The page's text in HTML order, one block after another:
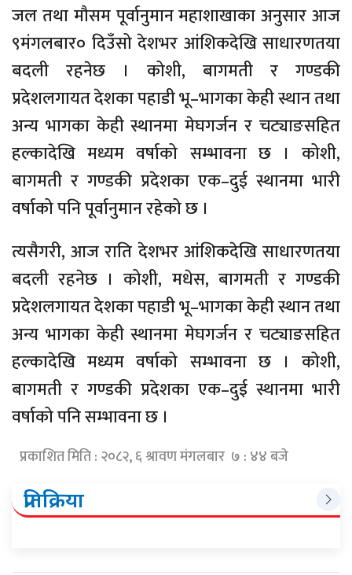
जल तथा मौसम पूर्वानुमान महाशाखाका अनुसार आज
९मंगलबार० दिउँसो देशभर आंशिकदेखि साधारणतया
बदली रहनेछ । कोशी, बागमती र गण्डकी
प्रदेशलगायत देशका पहाडी भू–भागका केही स्थान तथा
अन्य भागका केही स्थानमा मेघगर्जन र चट्याङसहित
हल्कादेखि मध्यम वर्षाको सम्भावना छ । कोशी,
बागमती र गण्डकी प्रदेशका एक–दुई स्थानमा भारी
वर्षाको पनि पूर्वानुमान रहेको छ ।
त्यसैगरी, आज राति देशभर आंशिकदेखि साधारणतया
बदली रहनेछ । कोशी, मधेस, बागमती र गण्डकी
प्रदेशलगायत देशका पहाडी भू–भागका केही स्थान तथा
अन्य भागका केही स्थानमा मेघगर्जन र चट्याङसहित
हल्कादेखि मध्यम वर्षाको सम्भावना छ । कोशी,
बागमती र गण्डकी प्रदेशका एक–दुई स्थानमा भारी
वर्षाको पनि सम्भावना छ ।
प्रकाशित मिति : २०८२, ६ श्रावण मंगलबार ७ : ४४ बजे
प्रतिक्रिया